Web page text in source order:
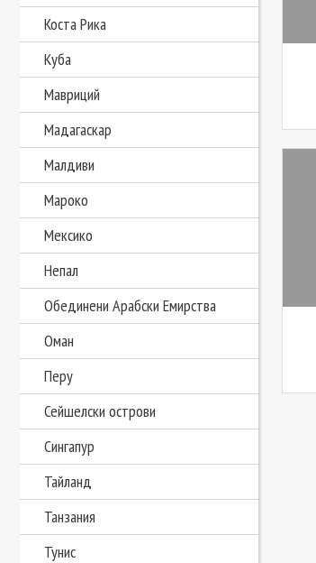
Коста Рика
Куба
Мавриций
Мадагаскар
Малдиви
Мароко
Мексико
Непал
Обединени Арабски Емирства
Оман
Перу
Сейшелски острови
Сингапур
Тайланд
Танзания
Тунис